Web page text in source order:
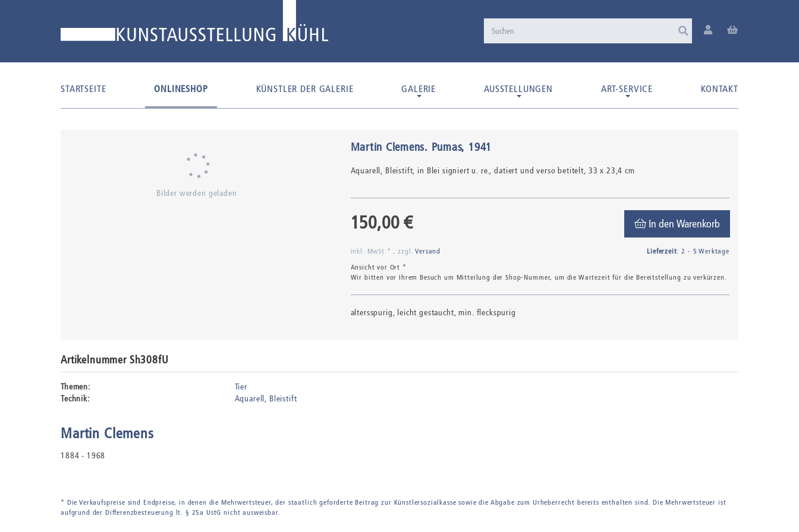
STARTSEITE ONLINESHOP KÜNSTLER DER GALERIE GALERIE AUSSTELLUNGEN ART-SERVICE KONTAKT
Bilder werden geladen
Martin Clemens. Pumas, 1941
Aquarell, Bleistift, in Blei signiert u. re., datiert und verso betitelt, 33 x 23,4 cm
150,00 €
inkl. MwSt.* , zzgl.Versand
In den Warenkorb
Lieferzeit: 2 - 5 Werktage
Ansicht vor Ort *
Wir bitten vor Ihrem Besuch um Mitteilung der Shop-Nummer, um die Wartezeit für die Bereitstellung zu verkürzen.
altersspurig, leicht gestaucht, min. fleckspurig
Artikelnummer Sh308fU
Themen:
Tier
Technik:
Aquarell Bleistift
Martin Clemens
1884 - 1968
* Die Verkaufspreise sind Endpreise, in denen die Mehrwertsteuer, der staatlich geforderte Beitrag zur Künstlersozialkasse sowie die Abgabe zum Urheberrecht bereits enthalten sind. Die Mehrwertsteuer ist
aufgrund der Differenzbesteuerung lt. § 25a UstG nicht ausweisbar.